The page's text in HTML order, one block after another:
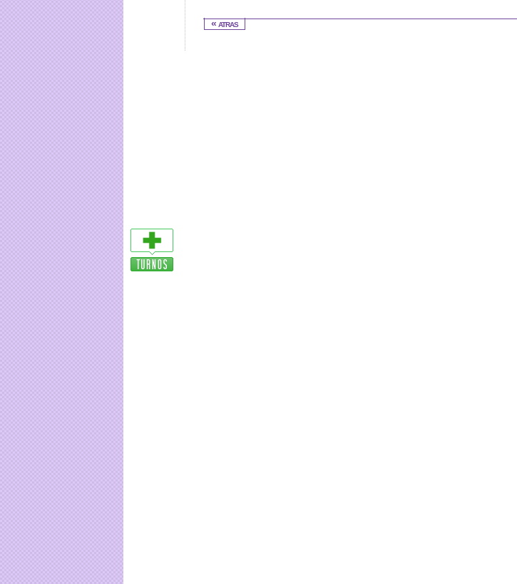
« atras